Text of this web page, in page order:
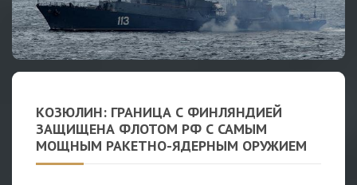
КОЗЮЛИН: ГРАНИЦА С ФИНЛЯНДИЕЙ
ЗАЩИЩЕНА ФЛОТОМ РФ С САМЫМ
МОЩНЫМ РАКЕТНО-ЯДЕРНЫМ ОРУЖИЕМ